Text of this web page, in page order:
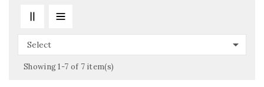
Select 
Showing 1-7 of 7 item(s)